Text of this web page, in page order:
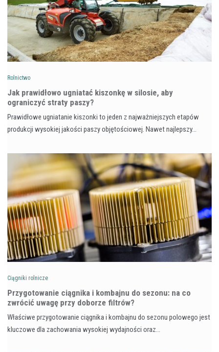
Rolnictwo
Jak prawidłowo ugniatać kiszonkę w silosie, aby
ograniczyć straty paszy?
Prawidłowe ugniatanie kiszonki to jeden z najważniejszych etapów
produkcji wysokiej jakości paszy objętościowej. Nawet najlepszy…
Ciągniki rolnicze
Przygotowanie ciągnika i kombajnu do sezonu: na co
zwrócić uwagę przy doborze filtrów?
Właściwe przygotowanie ciągnika i kombajnu do sezonu polowego jest
kluczowe dla zachowania wysokiej wydajności oraz…